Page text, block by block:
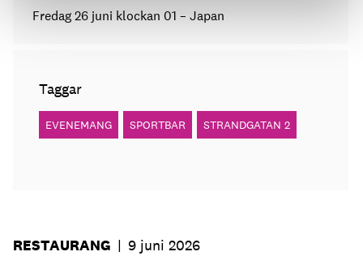
Fredag 26 juni klockan 01 – Japan
Taggar
EVENEMANG SPORTBAR STRANDGATAN 2
RESTAURANG | 9 juni 2026